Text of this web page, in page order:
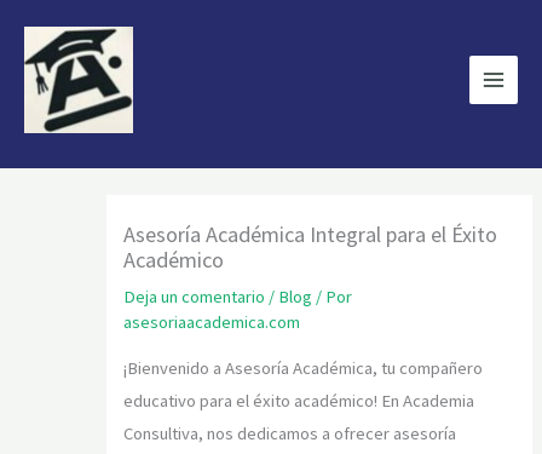
contenido
Menu
Asesoría Académica Integral para el Éxito
Académico
Deja un comentario / Blog / Por
asesoriaacademica.com
¡Bienvenido a Asesoría Académica, tu compañero
educativo para el éxito académico! En Academia
Consultiva, nos dedicamos a ofrecer asesoría